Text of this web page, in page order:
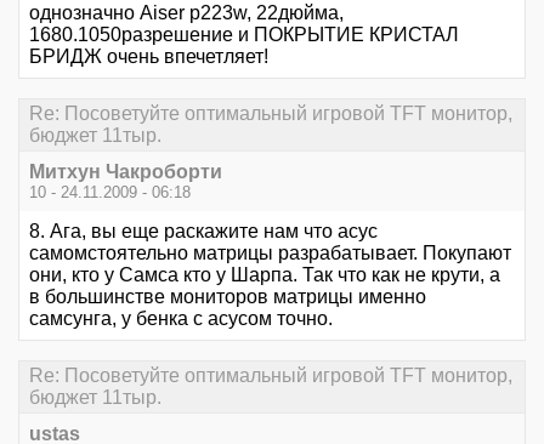
однозначно Aiser p223w, 22дюйма,
1680.1050разрешение и ПОКРЫТИЕ КРИСТАЛ
БРИДЖ очень впечетляет!
Re: Посоветуйте оптимальный игровой TFT монитор,
бюджет 11тыр.
Митхун Чакроборти
10 - 24.11.2009 - 06:18
8. Ага, вы еще раскажите нам что асус
самомстоятельно матрицы разрабатывает. Покупают
они, кто у Самса кто у Шарпа. Так что как не крути, а
в большинстве мониторов матрицы именно
самсунга, у бенка с асусом точно.
Re: Посоветуйте оптимальный игровой TFT монитор,
бюджет 11тыр.
ustas